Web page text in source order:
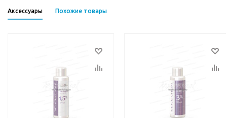
Аксессуары Похожие товары